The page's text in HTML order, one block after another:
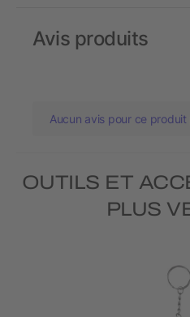
Avis produits
Aucun avis pour ce produit
OUTILS ET
PLUS